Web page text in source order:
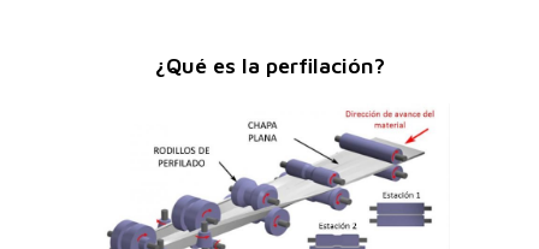
¿Qué es la perfilación?